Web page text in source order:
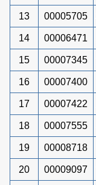
13 00005705
14 00006471
15 00007345
16 00007400
17 00007422
18 00007555
19 00008718
20 00009097